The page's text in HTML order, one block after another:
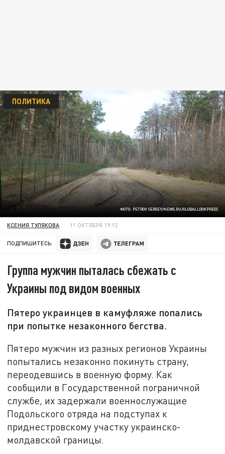
ФОТО: PETROV SERGEY/NEWS.RU/GLOBALLOOKPRESS
ПОЛИТИКА
КСЕНИЯ ТУЛЯКОВА 11 ОКТЯБРЯ 19:12
ПОДПИШИТЕСЬ:
Группа мужчин пыталась сбежать с
Украины под видом военных
Пятеро украинцев в камуфляже попались
при попытке незаконного бегства.
Пятеро мужчин из разных регионов Украины
попытались незаконно покинуть страну,
переодевшись в военную форму. Как
сообщили в Государственной пограничной
службе, их задержали военнослужащие
Подольского отряда на подступах к
приднестровскому участку украинско-
молдавской границы.